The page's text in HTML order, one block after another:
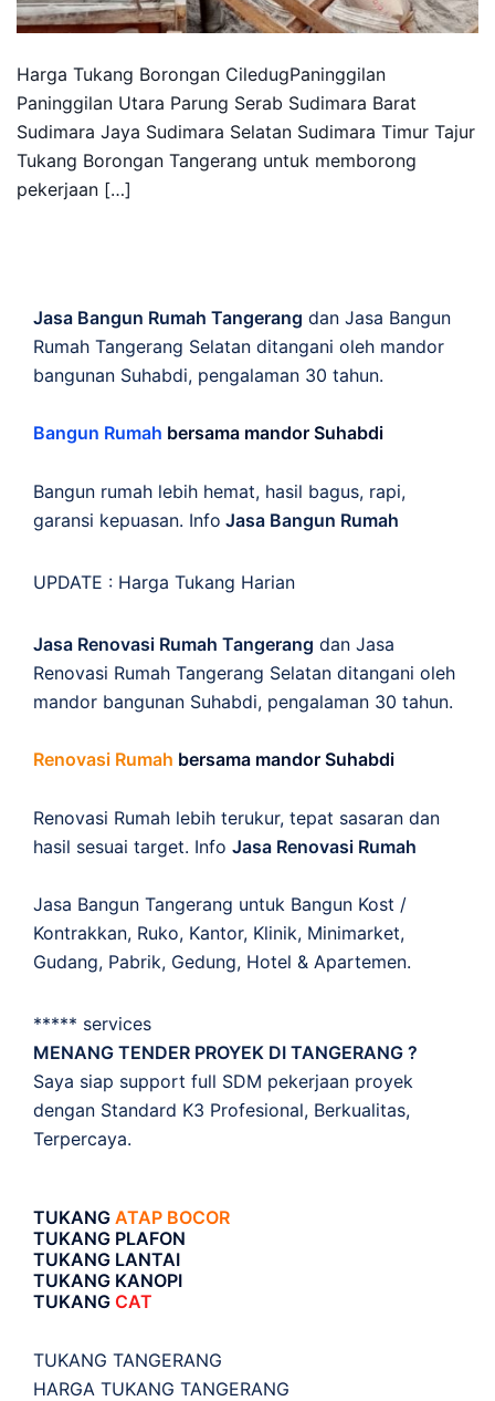
Harga Tukang Borongan CiledugPaninggilan
Paninggilan Utara Parung Serab Sudimara Barat
Sudimara Jaya Sudimara Selatan Sudimara Timur Tajur
Tukang Borongan Tangerang untuk memborong
pekerjaan […]
Jasa Bangun Rumah Tangerang dan Jasa Bangun
Rumah Tangerang Selatan ditangani oleh mandor
bangunan Suhabdi, pengalaman 30 tahun.
Bangun Rumah bersama mandor Suhabdi
Bangun rumah lebih hemat, hasil bagus, rapi,
garansi kepuasan. Info Jasa Bangun Rumah
UPDATE : Harga Tukang Harian
Jasa Renovasi Rumah Tangerang dan Jasa
Renovasi Rumah Tangerang Selatan ditangani oleh
mandor bangunan Suhabdi, pengalaman 30 tahun.
Renovasi Rumah bersama mandor Suhabdi
Renovasi Rumah lebih terukur, tepat sasaran dan
hasil sesuai target. Info Jasa Renovasi Rumah
Jasa Bangun Tangerang untuk Bangun Kost /
Kontrakkan, Ruko, Kantor, Klinik, Minimarket,
Gudang, Pabrik, Gedung, Hotel & Apartemen.
***** services
MENANG TENDER PROYEK DI TANGERANG ?
Saya siap support full SDM pekerjaan proyek
dengan Standard K3 Profesional, Berkualitas,
Terpercaya.
TUKANG ATAP BOCOR
TUKANG PLAFON
TUKANG LANTAI
TUKANG KANOPI
TUKANG CAT
TUKANG TANGERANG
HARGA TUKANG TANGERANG